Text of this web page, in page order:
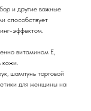
и другие важные
способствует
эффектом.
витамином Е,
кожи.
шампунь торговой
для женщины на